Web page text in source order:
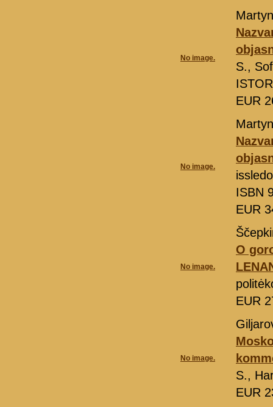
No image.
S.,
EUR
No image.
ISBN
EUR
No image.
O
EUR
No image.
S.,
EUR